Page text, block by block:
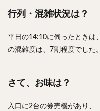
行列・混雑状況は？
平日の14:10に伺ったときは
の混雑度は、7割程度でした。
さて、お味は？
入口に2台の券売機があり、